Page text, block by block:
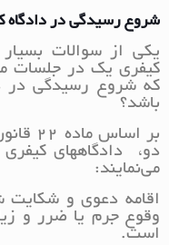
شروع رسیدگی در دادگاه
یکی از سوالات
کیفری یک در جلسات
که شروع رسیدگی در
باشد؟
بر
دو، دادگاههای
می‌نمایند:
اقامه دعوی و
وقوع جرم یا ضرر و
است.